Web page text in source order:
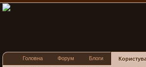
Головна Форум Блоги